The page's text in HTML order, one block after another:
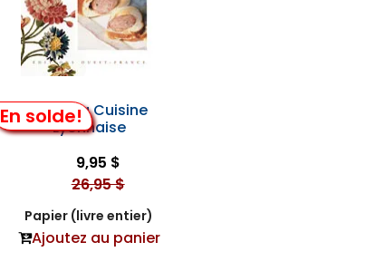
En solde!
Aimer la Cuisine
Lyonnaise
9,95 $
26,95 $
Papier (livre entier)
Ajoutez au panier